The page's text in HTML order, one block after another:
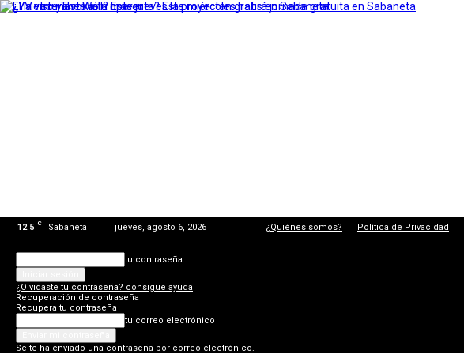
12.5 C Sabaneta jueves, agosto 6, 2026 ¿Quiénes somos? Política de Privacidad
tu contraseña
¿Olvidaste tu contraseña? consigue ayuda
Recuperación de contraseña
Recupera tu contraseña
tu correo electrónico
Se te ha enviado una contraseña por correo electrónico.